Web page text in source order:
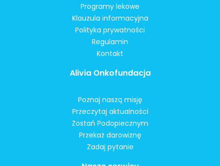
Programy lekowe
Klauzula informacyjna
Polityka prywatności
Regulamin
Kontakt
Alivia Onkofundacja
Poznaj naszą misję
Przeczytaj aktualności
Zostań Podopiecznym
Przekaż darowiznę
Zadaj pytanie